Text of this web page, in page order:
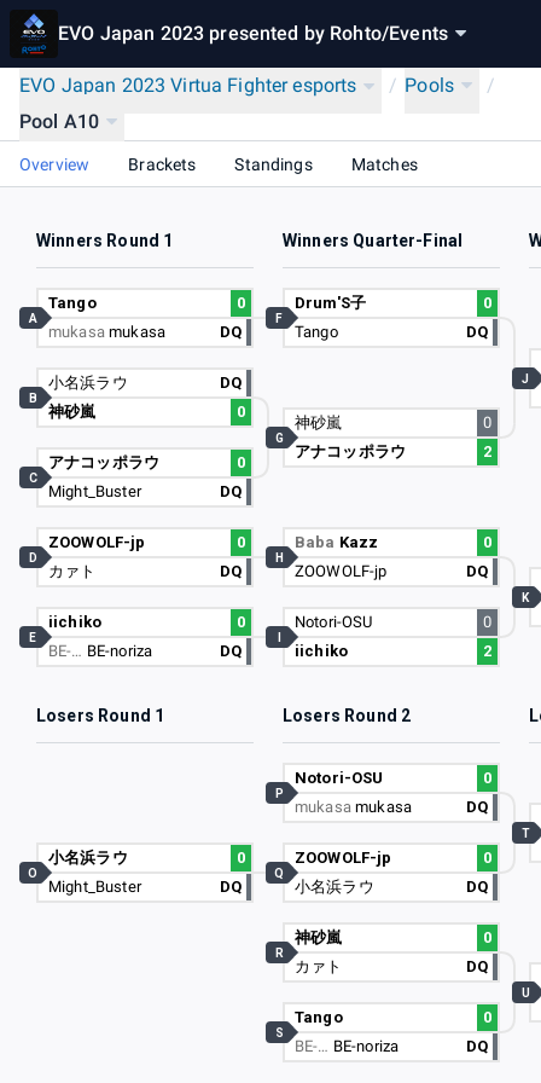
EVO Japan 2023 presented by Rohto/Events
EVO Japan 2023 Virtua Fighter esports / Pools
/
Pool A10
Overview Brackets Standings Matches
Winners Round 1 Winners Quarter-Final
Tango
0
mukasamukasa DQ
A
小名浜ラウ
DQ
神砂嵐
0
B
アナコッポラウ
0
Might_Buster
DQ
C
ZOOWOLF-jp
0
カァト
DQ
D
iichiko
0
BE-… BE-noriza DQ
E
Drum'S子
0
Tango
DQ
F
神砂嵐
0
アナコッポラウ
2
G
Baba Kazz
0
ZOOWOLF-jp
DQ
H
Notori-OSU
0
iichiko
2
J
K
Losers Round 1 Losers Round 2
小名浜ラウ
0
Might_Buster
DQ
O
Notori-OSU
0
mukasamukasa DQ
P
ZOOWOLF-jp
0
小名浜ラウ
DQ
Q
神砂嵐
0
カァト
DQ
R
Tango
0
BE-… BE-noriza DQ
S
T
U